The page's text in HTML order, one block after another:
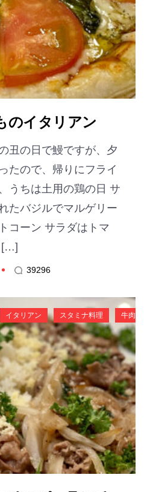
のイタリアン
丑の日で鰻ですが、夕
たので、帰りにフライ
うちは土用の鶏の日 サ
たバジルでマルゲリー
コーン サラダはトマ
[…]
39296
イタリアン スタミナ料理
牛肉